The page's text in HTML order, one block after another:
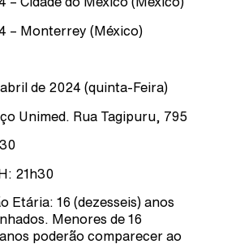
– Monterrey (México)
abril de 2024 (quinta-Feira)
Unimed. Rua Tagipuru, 795
21h30
Etária: 16 (dezesseis) anos
Menores de 16
poderão comparecer ao